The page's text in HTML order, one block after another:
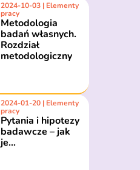
2024-10-03 | Elementy
pracy
Metodologia
badań własnych.
Rozdział
metodologiczny
2024-01-20 | Elementy
pracy
Pytania i hipotezy
badawcze – jak
je...